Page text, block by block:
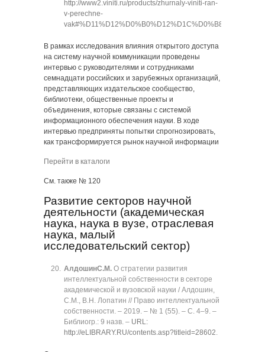
http://www2.viniti.ru/products/zhurnaly-viniti-ran-
v-perechne-
vak#%D11%D12%D0%B0%D12%D1C%D0%B8
В рамках исследования влияния открытого доступа
на систему научной коммуникации проведены
интервью с руководителями и сотрудниками
семнадцати российских и зарубежных организаций,
представляющих издательское сообщество,
библиотеки, общественные проекты и
объединения, которые связаны с системой
информационного обеспечения науки. В ходе
интервью предприняты попытки спрогнозировать,
как трансформируется рынок научной информации
Перейти в каталоги
См. также № 120
Развитие секторов научной
деятельности (академическая
наука, наука в вузе, отраслевая
наука, малый
исследовательский сектор)
АлдошинС.М. О стратегии развития
интеллектуальной собственности в секторе
академической и вузовской науки / Алдошин,
С.М., B.Н. Лопатин // Право интеллектуальной
собственности. ‒ 2019. ‒ № 1 (55). ‒ C. 4‒9. ‒
Библиогр.: 9 назв. ‒ URL:
http://eLIBRARY.RU/contents.asp?titleid=28602.